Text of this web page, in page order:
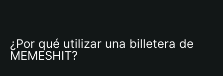
¿Por qué utilizar una billetera de
MEMESHIT?